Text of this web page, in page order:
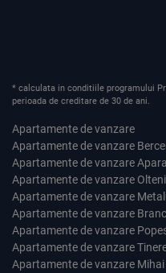
* calculata in conditiile programului
perioada de creditare de 30 de ani.
Apartamente de vanzare
Apartamente de vanzare
Apartamente de vanzare
Apartamente de vanzare
Apartamente de vanzare
Apartamente de vanzare
Apartamente de vanzare
Apartamente de vanzare
Apartamente de vanzare